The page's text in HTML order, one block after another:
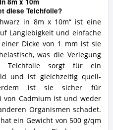
diese Teichfolie?
in 8m x 10m“ ist eine
Langlebigkeit und einfache
Dicke von 1 mm ist sie
was die Verlegung
Teichfolie sorgt für ein
und ist gleichzeitig quell-
ist sie sicher für
von Cadmium ist und weder
Organismen schadet.
ein Gewicht von 500 g/qm